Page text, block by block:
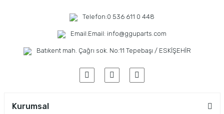
Telefon:0 536 611 0 448
Email:Email: info@gguparts.com
Batıkent mah. Çağrı sok. No:11 Tepebaşı / ESKİŞEHİR
Kurumsal